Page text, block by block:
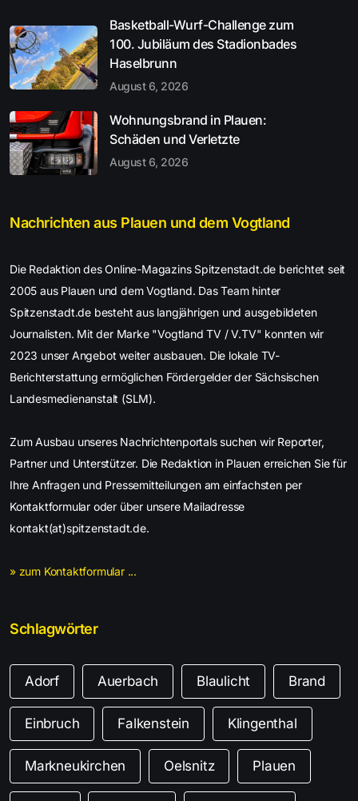
Basketball-Wurf-Challenge zum
100. Jubiläum des Stadionbades
Haselbrunn
August 6, 2026
Wohnungsbrand in Plauen:
Schäden und Verletzte
August 6, 2026
Nachrichten aus Plauen und dem Vogtland
Die Redaktion des Online-Magazins Spitzenstadt.de berichtet seit
2005 aus Plauen und dem Vogtland. Das Team hinter
Spitzenstadt.de besteht aus langjährigen und ausgebildeten
Journalisten. Mit der Marke "Vogtland TV / V.TV" konnten wir
2023 unser Angebot weiter ausbauen. Die lokale TV-
Berichterstattung ermöglichen Fördergelder der Sächsischen
Landesmedienanstalt (SLM).
Zum Ausbau unseres Nachrichtenportals suchen wir Reporter,
Partner und Unterstützer. Die Redaktion in Plauen erreichen Sie für
Ihre Anfragen und Pressemitteilungen am einfachsten per
Kontaktformular oder über unsere Mailadresse
kontakt(at)spitzenstadt.de.
» zum Kontaktformular ...
Schlagwörter
Adorf Auerbach Blaulicht Brand
Einbruch Falkenstein Klingenthal
Markneukirchen Oelsnitz Plauen